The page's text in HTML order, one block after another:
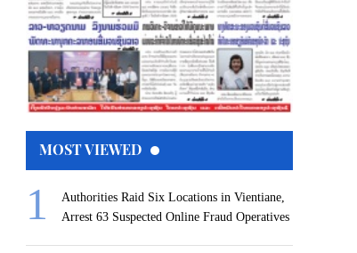
MOST VIEWED
Authorities Raid Six Locations in Vientiane,
Arrest 63 Suspected Online Fraud Operatives